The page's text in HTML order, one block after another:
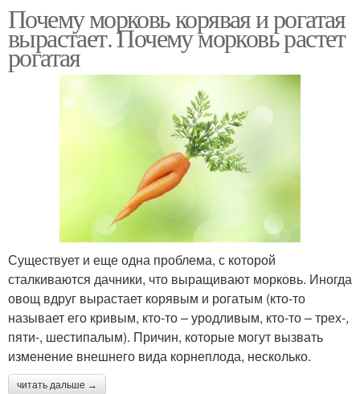
Почему морковь корявая и рогатая
вырастает. Почему морковь растет
рогатая
Существует и еще одна проблема, с которой
сталкиваются дачники, что выращивают морковь. Иногда
овощ вдруг вырастает корявым и рогатым (кто-то
называет его кривым, кто-то – уродливым, кто-то – трех-,
пяти-, шестипалым). Причин, которые могут вызвать
изменение внешнего вида корнеплода, несколько.
читать дальше →